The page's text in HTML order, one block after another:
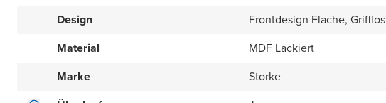
Design
Frontdesign Flache, Grifflos
Material
MDF Lackiert
Marke
Storke